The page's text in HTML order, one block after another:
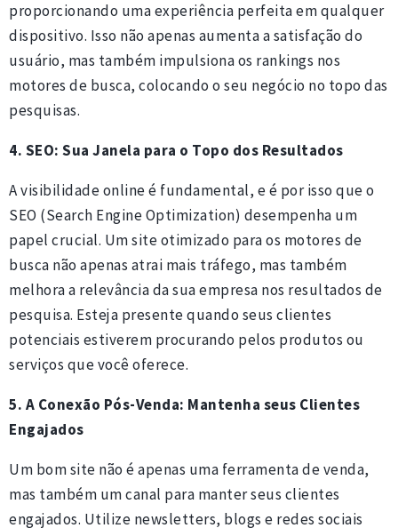
proporcionando uma experiência perfeita em qualquer
dispositivo. Isso não apenas aumenta a satisfação do
usuário, mas também impulsiona os rankings nos
motores de busca, colocando o seu negócio no topo das
pesquisas.
4. SEO: Sua Janela para o Topo dos Resultados
A visibilidade online é fundamental, e é por isso que o
SEO (Search Engine Optimization) desempenha um
papel crucial. Um site otimizado para os motores de
busca não apenas atrai mais tráfego, mas também
melhora a relevância da sua empresa nos resultados de
pesquisa. Esteja presente quando seus clientes
potenciais estiverem procurando pelos produtos ou
serviços que você oferece.
5. A Conexão Pós-Venda: Mantenha seus Clientes
Engajados
Um bom site não é apenas uma ferramenta de venda,
mas também um canal para manter seus clientes
engajados. Utilize newsletters, blogs e redes sociais